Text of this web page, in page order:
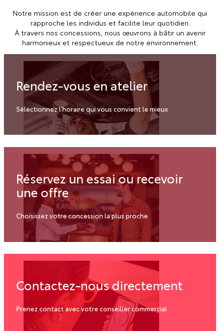
Notre mission est de créer une expérience automobile qui
rapproche les individus et facilite leur quotidien.
À travers nos concessions, nous œuvrons à bâtir un avenir
harmonieux et respectueux de notre environnement.
Rendez-vous en atelier
Sélectionnez l'horaire qui vous convient le mieux
Réservez un essai ou recevoir
une offre
Choisissez votre concession la plus proche
Contactez-nous directement
Prenez contact avec votre conseiller commercial